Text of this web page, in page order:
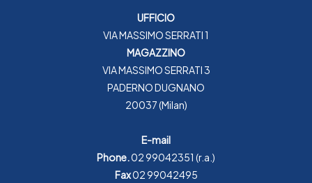
UFFICIO
VIA MASSIMO SERRATI 1
MAGAZZINO
VIA MASSIMO SERRATI 3
PADERNO DUGNANO
20037 (Milan)
E-mail
Phone.02 99042351 (r.a.)
Fax02 99042495